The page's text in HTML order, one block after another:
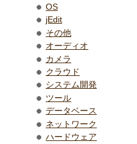
OS
jEdit
その他
オーディオ
カメラ
クラウド
システム開発
ツール
データベース
ネットワーク
ハードウェア